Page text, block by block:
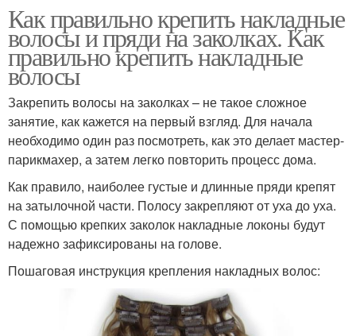
Как правильно крепить накладные
волосы и пряди на заколках. Как
правильно крепить накладные
волосы
Закрепить волосы на заколках – не такое сложное
занятие, как кажется на первый взгляд. Для начала
необходимо один раз посмотреть, как это делает мастер-
парикмахер, а затем легко повторить процесс дома.
Как правило, наиболее густые и длинные пряди крепят
на затылочной части. Полосу закрепляют от уха до уха.
С помощью крепких заколок накладные локоны будут
надежно зафиксированы на голове.
Пошаговая инструкция крепления накладных волос: